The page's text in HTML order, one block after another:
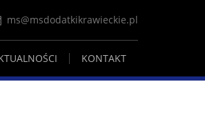
ms@msdodatkikrawieckie.pl
KONTAKT